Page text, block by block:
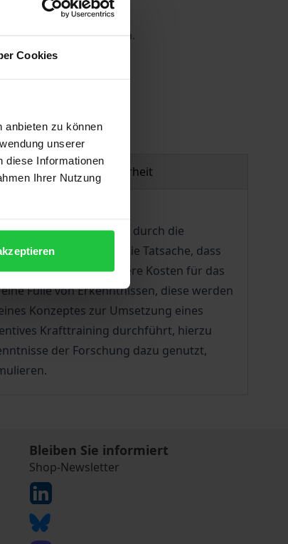
Cookies
anbieten zu können
unserer
diese Informationen
Ihrer Nutzung
an der Kasse variieren.
Produktsicherheit
Alter noch durch die
Gesellschaft stellt die Tatsache, dass
Grund immer höhere Kosten für das
Fülle von Erkenntnissen, diese werden
Konzeptes zur Umsetzung eines
Krafttraining durchführt, hierzu
der Forschung dazu genutzt,
Bleiben Sie informiert
Shop-Newsletter